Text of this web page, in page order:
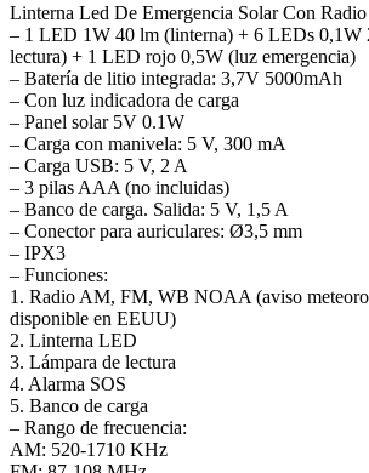
Linterna Led De Emergencia Solar Con Radio
– 1 LED 1W 40 lm (linterna) + 6 LEDs 0,1W
lectura) + 1 LED rojo 0,5W (luz emergencia)
– Batería de litio integrada: 3,7V 5000mAh
– Con luz indicadora de carga
– Panel solar 5V 0.1W
– Carga con manivela: 5 V, 300 mA
– Carga USB: 5 V, 2 A
– 3 pilas AAA (no incluidas)
– Banco de carga. Salida: 5 V, 1,5 A
– Conector para auriculares: Ø3,5 mm
– IPX3
– Funciones:
1. Radio AM, FM, WB NOAA (aviso
disponible en EEUU)
2. Linterna LED
3. Lámpara de lectura
4. Alarma SOS
5. Banco de carga
– Rango de frecuencia:
AM: 520-1710 KHz